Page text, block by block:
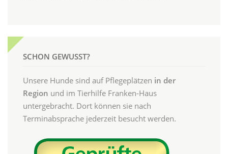
SCHON GEWUSST?
Unsere Hunde sind auf Pflegeplätzen in der
Region und im Tierhilfe Franken-Haus
untergebracht. Dort können sie nach
Terminabsprache jederzeit besucht werden.